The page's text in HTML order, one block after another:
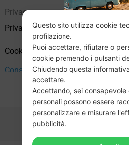
Privacy
Privacy Policy
Cookie Policy (UE)
Consenso
Questo sito utilizza cookie
profilazione.
Puoi accettare, rifiutare o
cookie premendo i pulsanti
Chiudendo questa
accettare.
Accettando, sei consapevole
personali possono essere
personalizzare e misurare
pubblicità.
Dal 29 luglio al
pausa estiva. Gli